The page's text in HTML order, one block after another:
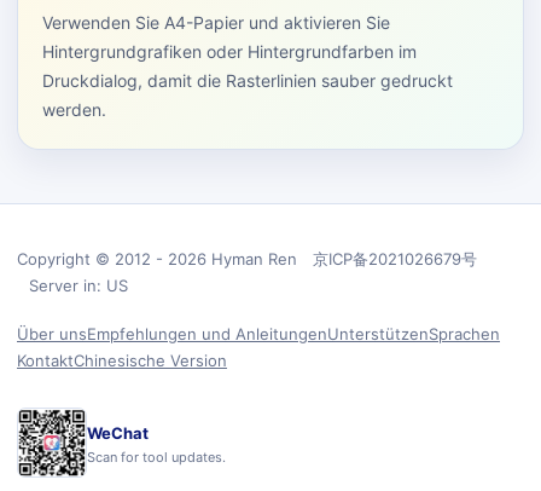
Verwenden Sie A4-Papier und aktivieren Sie
Hintergrundgrafiken oder Hintergrundfarben im
Druckdialog, damit die Rasterlinien sauber gedruckt
werden.
Copyright © 2012 - 2026 Hyman Ren 京ICP备2021026679号
Server in: US
Über unsEmpfehlungen und AnleitungenUnterstützenSprachen
KontaktChinesische Version
WeChat
Scan for tool updates.